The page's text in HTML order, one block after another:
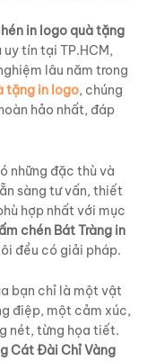
in logo quà tặng
tín tại TP.HCM,
lâu năm trong
tặng in logo, chúng
hảo nhất, đáp
những đặc thù và
sàng tư vấn, thiết
hợp nhất với mục
ấm chén Bát Tràng in
đều có giải pháp.
bạn chỉ là một vật
điệp, một cảm xúc,
nét, từng họa tiết.
Cát Đài Chỉ Vàng